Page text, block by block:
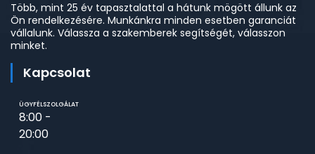
Több, mint 25 év tapasztalattal a hátunk mögött állunk az
Ön rendelkezésére. Munkánkra minden esetben garanciát
vállalunk. Válassza a szakemberek segítségét, válasszon
minket.
Kapcsolat
ÜGYFÉLSZOLGÁLAT
8:00 -
20:00